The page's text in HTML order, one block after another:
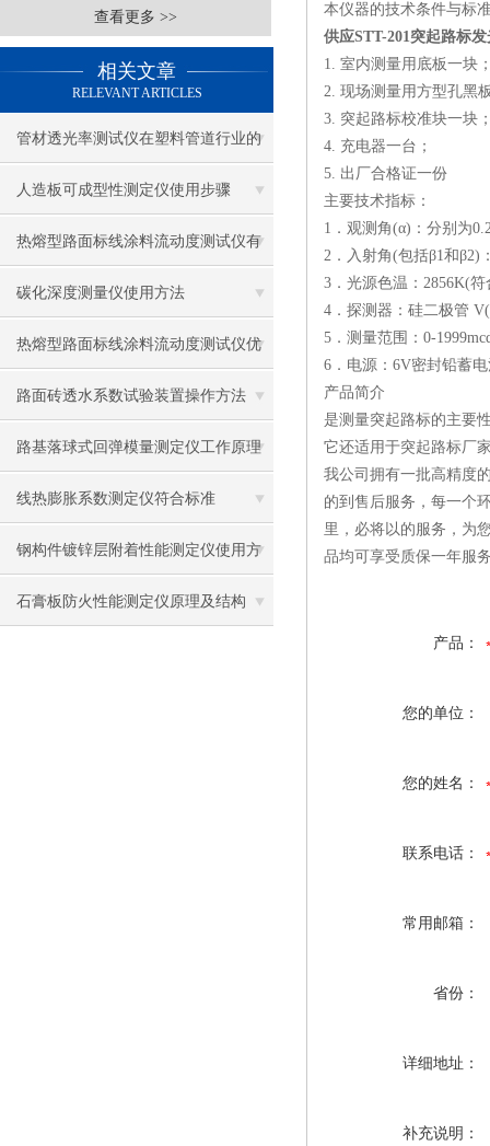
查看更多 >>
相关文章
RELEVANT ARTICLES
管材透光率测试仪在塑料管道行业的
应用
人造板可成型性测定仪使用步骤
热熔型路面标线涂料流动度测试仪有
什么用？
碳化深度测量仪使用方法
热熔型路面标线涂料流动度测试仪优
势
路面砖透水系数试验装置操作方法
路基落球式回弹模量测定仪工作原理
及使用方法
线热膨胀系数测定仪符合标准
钢构件镀锌层附着性能测定仪使用方
法
石膏板防火性能测定仪原理及结构
本仪器的技术条件与标
供应STT-201突起路标
1. 室内测量用底板一块
2. 现场测量用方型孔黑
3. 突起路标校准块一块
4. 充电器一台；
5. 出厂合格证一份
主要技术指标：
1．观测角(α)：分别为
2．入射角(包括β1和β2)
3．光源色温：2856K(
4．探测器：硅二极管
5．测量范围：0-
6．电源：6V密封铅蓄
产品简介
是测量突起路标的主要
它还适用于突起路标厂
我公司拥有一批高精度
的到售后服务，每一个
里，必将以的服务，为
品均可享受质保一年服
产品：
您的单位：
您的姓名：
联系电话：
常用邮箱：
省份：
详细地址：
补充说明：